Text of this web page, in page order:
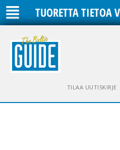
TUORETTA TIETOA
TILAA UUTISKIRJE